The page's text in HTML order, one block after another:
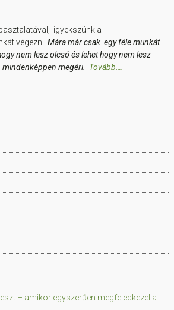
igyekszünk a
végezni. Mára már csak egy féle munkát
nem lesz olcsó és lehet hogy nem lesz
megéri. Tovább….
– amikor egyszerűen megfeledkezel a